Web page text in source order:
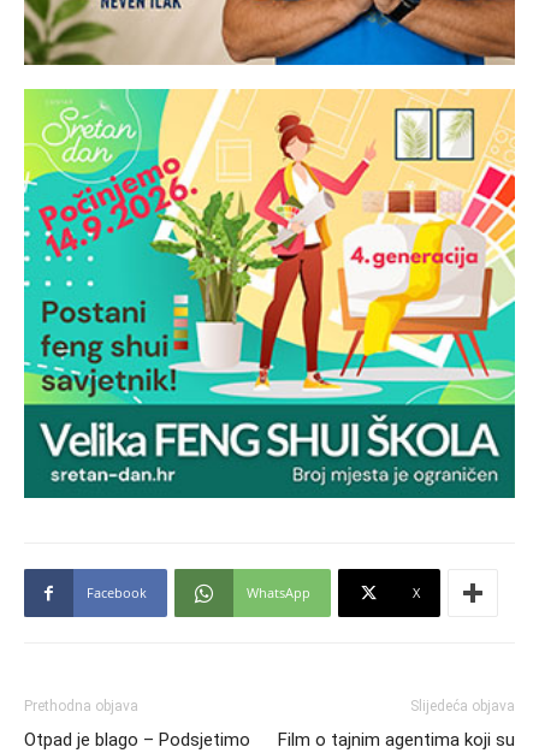
Facebook WhatsApp X
Prethodna objava
Otpad je blago – Podsjetimo
Slijedeća objava
Film o tajnim agentima koji su